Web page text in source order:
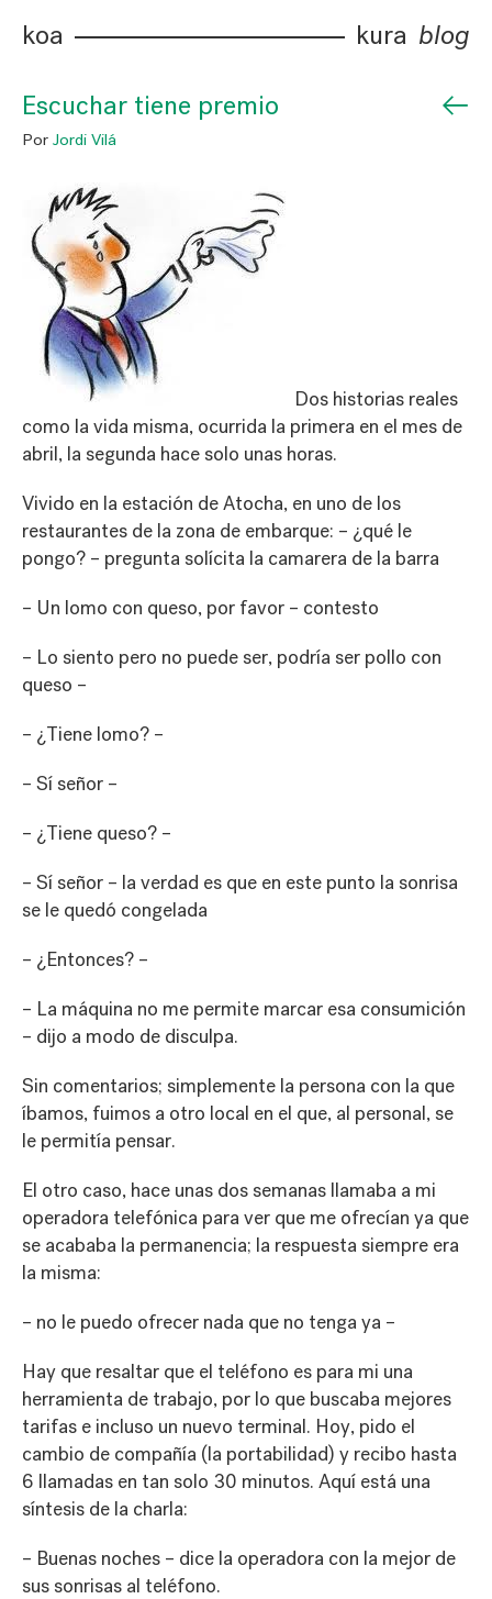
koa kura blog
Escuchar tiene premio ←
Por Jordi Vilá
Dos historias reales
como la vida misma, ocurrida la primera en el mes de
abril, la segunda hace solo unas horas.
Vivido en la estación de Atocha, en uno de los
restaurantes de la zona de embarque: – ¿qué le
pongo? – pregunta solícita la camarera de la barra
– Un lomo con queso, por favor – contesto
– Lo siento pero no puede ser, podría ser pollo con
queso –
– ¿Tiene lomo? –
– Sí señor –
– ¿Tiene queso? –
– Sí señor – la verdad es que en este punto la sonrisa
se le quedó congelada
– ¿Entonces? –
– La máquina no me permite marcar esa consumición
– dijo a modo de disculpa.
Sin comentarios; simplemente la persona con la que
íbamos, fuimos a otro local en el que, al personal, se
le permitía pensar.
El otro caso, hace unas dos semanas llamaba a mi
operadora telefónica para ver que me ofrecían ya que
se acababa la permanencia; la respuesta siempre era
la misma:
– no le puedo ofrecer nada que no tenga ya –
Hay que resaltar que el teléfono es para mi una
herramienta de trabajo, por lo que buscaba mejores
tarifas e incluso un nuevo terminal. Hoy, pido el
cambio de compañía (la portabilidad) y recibo hasta
6 llamadas en tan solo 30 minutos. Aquí está una
síntesis de la charla:
– Buenas noches – dice la operadora con la mejor de
sus sonrisas al teléfono.